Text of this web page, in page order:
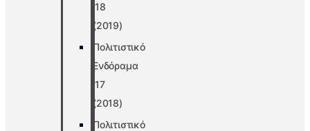
’18
(2019)
Πολιτιστικό
Ενδόραμα
’17
(2018)
Πολιτιστικό